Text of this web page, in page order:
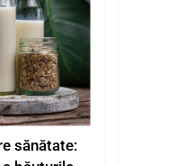
sănătate: